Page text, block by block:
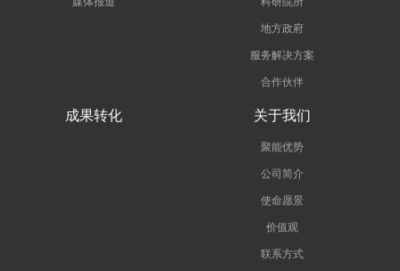
地方政府
服务解决方案
合作伙伴
成果转化 关于我们
聚能优势
公司简介
使命愿景
价值观
联系方式